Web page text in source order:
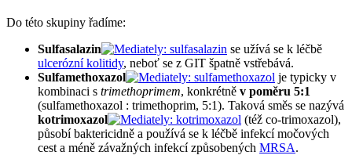
Do této skupiny řadíme:
Sulfasalazin
se užívá se k léčbě
ulcerózní kolitidy, neboť se z GIT špatně vstřebává.
Sulfamethoxazol
je typicky v
kombinaci s trimethoprimem, konkrétně v poměru 5:1
(sulfamethoxazol : trimethoprim, 5:1). Taková směs se nazývá
kotrimoxazol
(též co-trimoxazol),
působí baktericidně a používá se k léčbě infekcí močových
cest a méně závažných infekcí způsobených MRSA.